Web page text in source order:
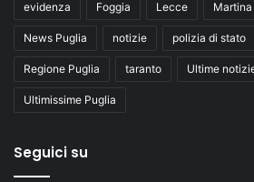
evidenza Foggia Lecce
News Puglia notizie polizia di stato
Regione Puglia taranto Ultime
Ultimissime Puglia
Seguici su